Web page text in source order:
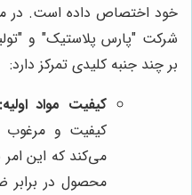
خود اختصاص داده است. در
شرکت "پارس پلاستیک" و
بر چند جنبه کلیدی تمرکز دارد:
کیفیت مواد اولیه:
کیفیت و مرغوب
می‌کند که این
محصول در برابر